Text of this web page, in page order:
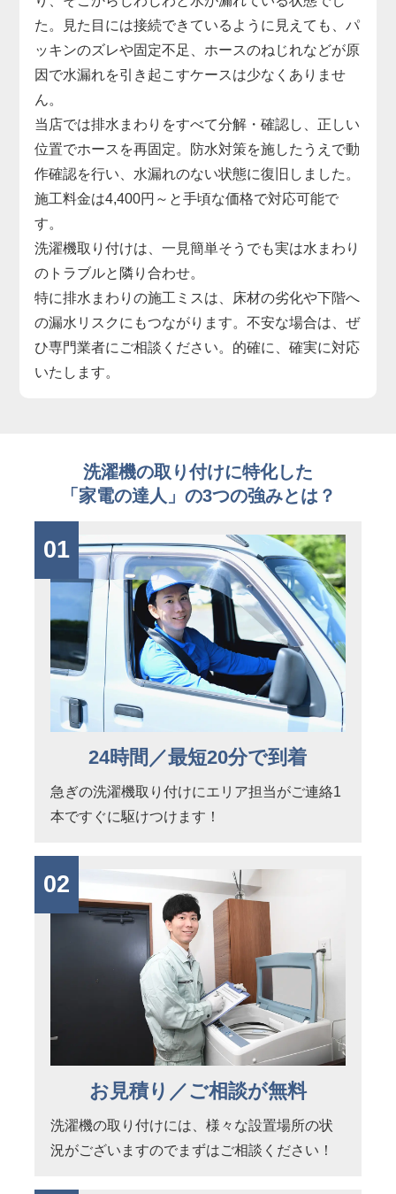
た。見た目には接続できているように見えても、パ
ッキンのズレや固定不足、ホースのねじれなどが原
因で水漏れを引き起こすケースは少なくありませ
ん。
当店では排水まわりをすべて分解・確認し、正しい
位置でホースを再固定。防水対策を施したうえで動
作確認を行い、水漏れのない状態に復旧しました。
施工料金は4,400円～と手頃な価格で対応可能で
す。
洗濯機取り付けは、一見簡単そうでも実は水まわり
のトラブルと隣り合わせ。
特に排水まわりの施工ミスは、床材の劣化や下階へ
の漏水リスクにもつながります。不安な場合は、ぜ
ひ専門業者にご相談ください。的確に、確実に対応
いたします。
洗濯機の取り付けに特化した
「家電の達人」の3つの強みとは？
01
24時間／最短20分で到着
急ぎの洗濯機取り付けにエリア担当がご連絡1
本ですぐに駆けつけます！
02
お見積り／ご相談が無料
洗濯機の取り付けには、様々な設置場所の状
況がございますのでまずはご相談ください！